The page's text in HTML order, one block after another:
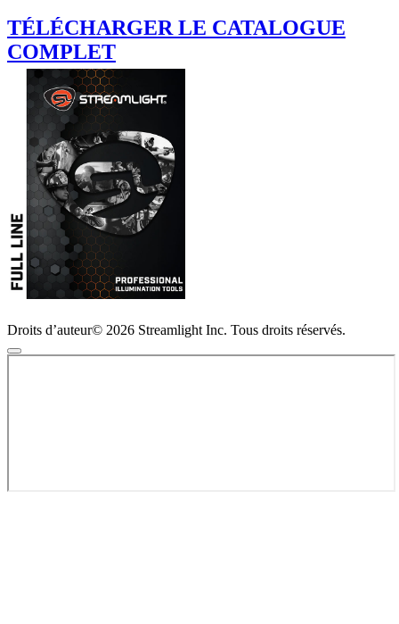
TÉLÉCHARGER LE CATALOGUE
COMPLET
Droits d’auteur© 2026 Streamlight Inc. Tous droits réservés.